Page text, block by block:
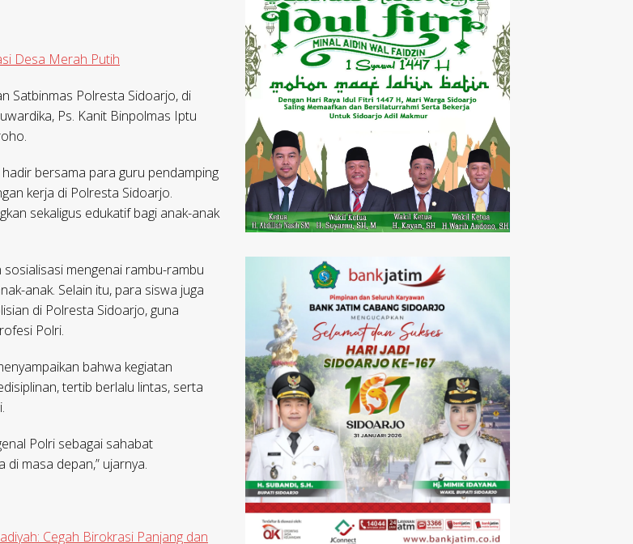
Desa Merah Putih
Satbinmas Polresta Sidoarjo, di
Ps. Kanit Binpolmas Iptu
bersama para guru pendamping
kerja di Polresta Sidoarjo.
sekaligus edukatif bagi anak-anak
mengenai rambu-rambu
anak. Selain itu, para siswa juga
di Polresta Sidoarjo, guna
Polri.
bahwa kegiatan
tertib berlalu lintas, serta
Polri sebagai sahabat
masa depan,” ujarnya.
Cegah Birokrasi Panjang dan